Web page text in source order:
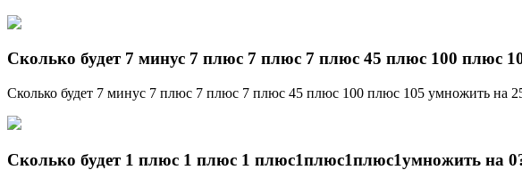
Сколько будет 7 минус 7 плюс 7 плюс 7 плюс 45 плюс 100 плюс
Сколько будет 7 минус 7 плюс 7 плюс 7 плюс 45 плюс 100 плюс 105 умножить на
Сколько будет 1 плюс 1 плюс 1 плюс1плюс1плюс1умножить на